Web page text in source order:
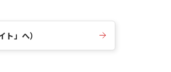
」へ）